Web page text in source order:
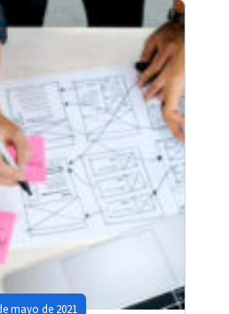
mayo de 2021